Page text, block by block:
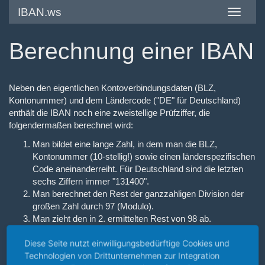
Toggle
IBAN.ws
Berechnung einer IBAN
Neben den eigentlichen Kontoverbindungsdaten (BLZ,
Kontonummer) und dem Ländercode ("DE" für Deutschland)
enthält die IBAN noch eine zweistellige Prüfziffer, die
folgendermaßen berechnet wird:
Man bildet eine lange Zahl, in dem man die BLZ,
Kontonummer (10-stellig!) sowie einen länderspezifischen
Code aneinanderreiht. Für Deutschland sind die letzten
sechs Ziffern immer "131400".
Man berechnet den Rest der ganzzahligen Division der
großen Zahl durch 97 (Modulo).
Man zieht den in 2. ermittelten Rest von 98 ab.
10 ist, wird ihr eine führende Null vorangestellt.
Diese Seite nutzt einwilligungsbedürftige Cookies und
Technologien von Drittunternehmen zur Integration